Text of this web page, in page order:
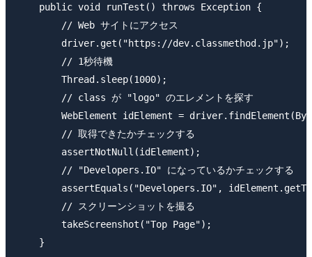
    public void runTest() throws Exception {
        // Web サイトにアクセス
        driver.get("https://dev.classmethod.jp");
        // 1秒待機
        Thread.sleep(1000);
        // class が "logo" のエレメントを探す
WebElement idElement =
        // 取得できたかチェックする
        assertNotNull(idElement);
        // "Developers.IO" になっているかチェックする
assertEquals("Developers.IO",
        // スクリーンショットを撮る
        takeScreenshot("Top Page");
    }